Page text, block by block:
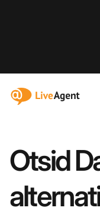
:site.title
Otsid